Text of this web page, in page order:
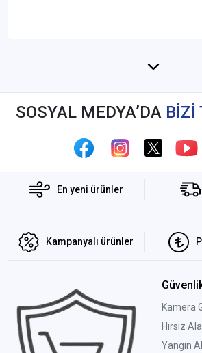
SOSYAL MEDYA’DA BİZİ
En yeni ürünler
Kampanyalı ürünler
Kamera
Hırsız
Yangın